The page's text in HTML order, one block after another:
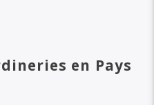
en Pays